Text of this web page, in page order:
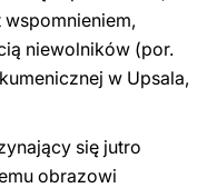
niewolników (por.
w Upsala,
się jutro
obrazowi